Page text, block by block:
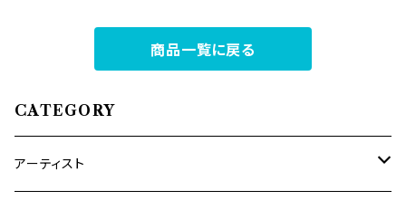
商品一覧に戻る
CATEGORY
アーティスト